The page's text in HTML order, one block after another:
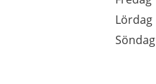
Lördag
Söndag